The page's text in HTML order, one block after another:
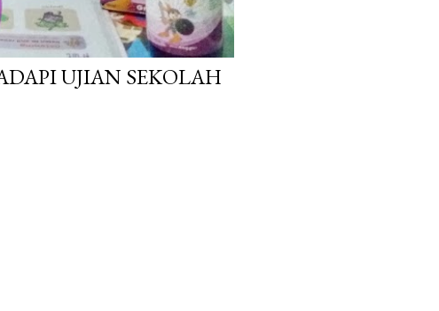
UJIAN SEKOLAH